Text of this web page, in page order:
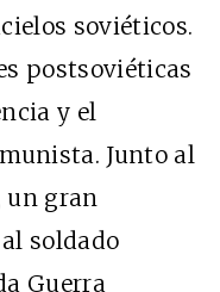
soviéticos.
postsoviéticas
y el
Junto al
un gran
soldado
Guerra